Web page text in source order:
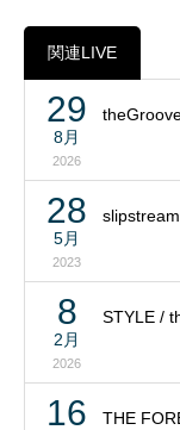
関連LIVE
29
8月
2026
28
5月
2023
8
2月
2026
STYLE /
16 THE